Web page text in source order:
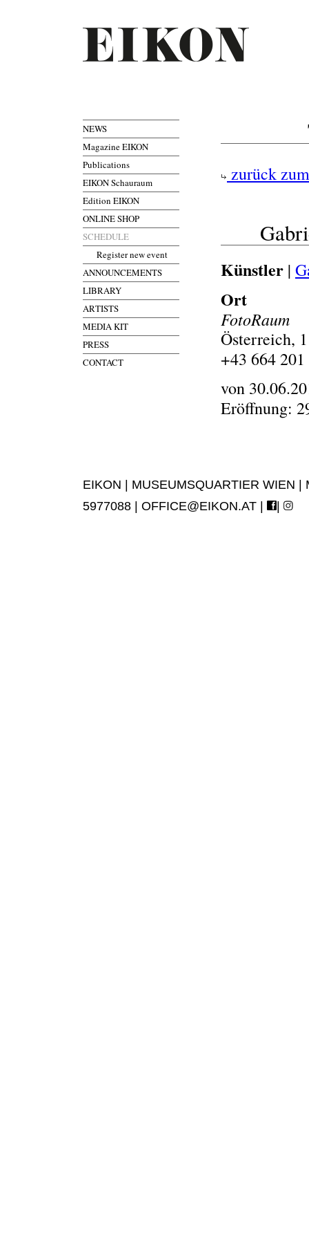
NEWS
Magazine EIKON
Publications
EIKON Schauraum
Edition EIKON
ONLINE SHOP
SCHEDULE
Register new event
ANNOUNCEMENTS
LIBRARY
ARTISTS
MEDIA KIT
PRESS
CONTACT
zurück
Künstler |
Ort
FotoRaum
Österreich,
+43 664
von
Eröffnung:
EIKON | MUSEUMSQUARTIER WIEN
5977088 | OFFICE@EIKON.AT | |